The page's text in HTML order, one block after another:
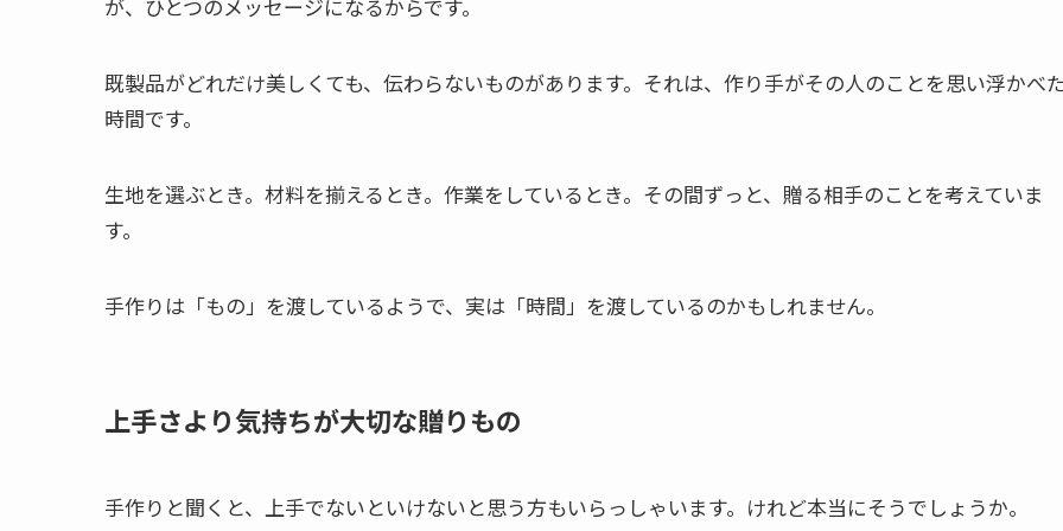
が、ひとつのメッセージになるからです。
既製品がどれだけ美しくても、伝わらないものがあります。それは、作り手がその人のことを思い浮かべ
時間です。
生地を選ぶとき。材料を揃えるとき。作業をしているとき。その間ずっと、贈る相手のことを考えていま
す。
手作りは「もの」を渡しているようで、実は「時間」を渡しているのかもしれません。
上手さより気持ちが大切な贈りもの
手作りと聞くと、上手でないといけないと思う方もいらっしゃいます。けれど本当にそうでしょうか。